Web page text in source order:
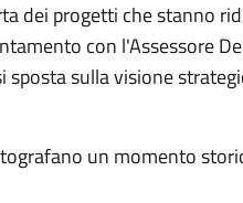
dei progetti che stanno
con l'Assessore
sposta sulla visione
un momento